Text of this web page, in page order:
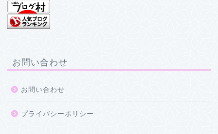
お問い合わせ
お問い合わせ
プライバシーポリシー